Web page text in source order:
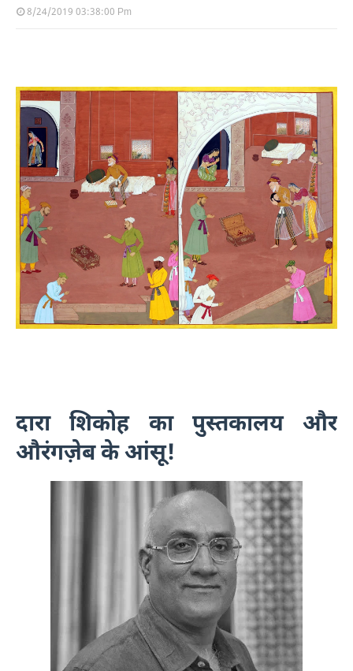
8/24/2019 03:38:00 Pm
दारा शिकोह का पुस्तकालय और
औरंगज़ेब के आंसू!